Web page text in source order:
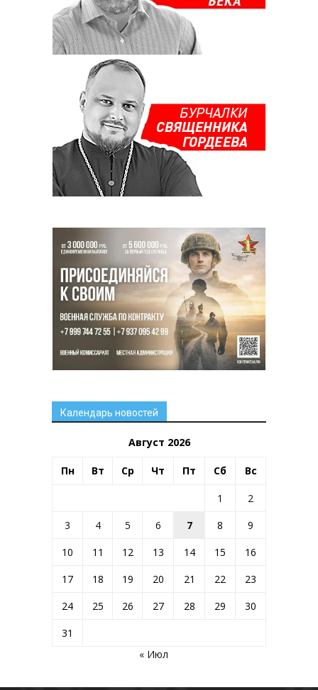
Календарь новостей
Август 2026
Пн Вт Ср Чт Пт Сб Вс
1
2
3
4 5 6 7 8
9
10
11 12 13 14 15
16
17
18 19 20 21 22
23
24
25 26 27 28 29
30
31
« Июл